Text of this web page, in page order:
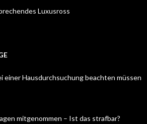
Luxusross
einer Hausdurchsuchung beachten müssen
mitgenommen – Ist das strafbar?